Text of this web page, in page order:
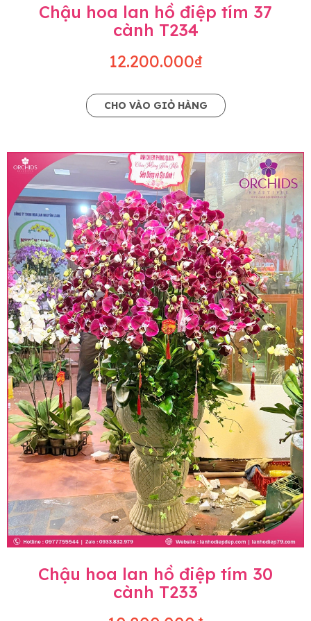
Chậu hoa lan hồ điệp tím 37
cành T234
12.200.000₫
CHO VÀO GIỎ HÀNG
Chậu hoa lan hồ điệp tím 30
cành T233